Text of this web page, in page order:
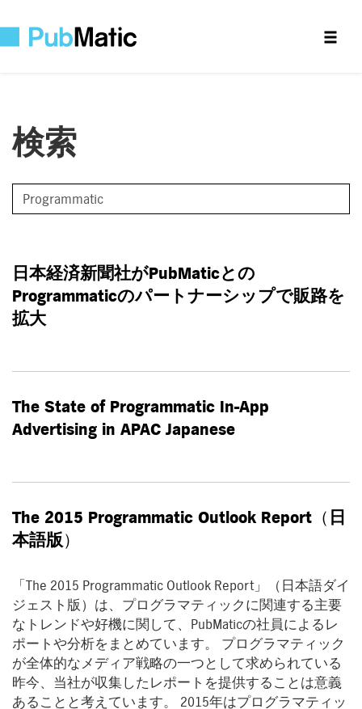
検索
日本経済新聞社がPubMaticとの
Programmaticのパートナーシップで販路を
拡大
The State of Programmatic In-App
Advertising in APAC Japanese
The 2015 Programmatic Outlook Report（ 日
本語版）
「The 2015 Programmatic Outlook Report」（日本語ダイ
ジェスト版）は、プログラマティックに関連する主要
なトレンドや好機に関して、PubMaticの社員によるレ
ポートや分析をまとめています。 プログラマティック
が全体的なメディア戦略の一つとして求められている
昨今、当社が収集したレポートを提供することは意義
あることと考えています。 2015年はプログラマティッ